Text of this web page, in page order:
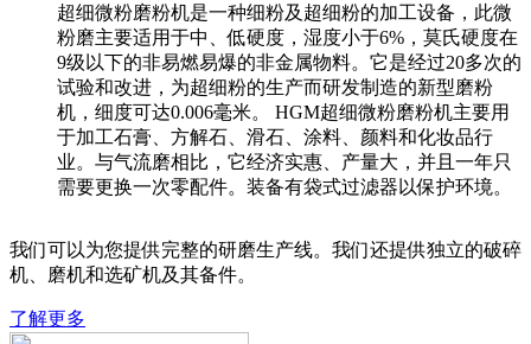
超细微粉磨粉机是一种细粉及超细粉的加工设备，此微
粉磨主要适用于中、低硬度，湿度小于6%，莫氏硬度在
9级以下的非易燃易爆的非金属物料。它是经过20多次的
试验和改进，为超细粉的生产而研发制造的新型磨粉
机，细度可达0.006毫米。 HGM超细微粉磨粉机主要用
于加工石膏、方解石、滑石、涂料、颜料和化妆品行
业。与气流磨相比，它经济实惠、产量大，并且一年只
需要更换一次零配件。装备有袋式过滤器以保护环境。
我们可以为您提供完整的研磨生产线。我们还提供独立的破碎
机、磨机和选矿机及其备件。
了解更多